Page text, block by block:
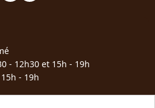
- 12h30 et 15h - 19h
- 19h